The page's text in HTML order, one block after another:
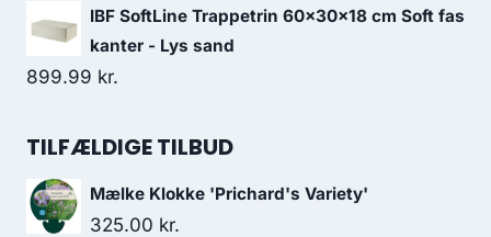
IBF SoftLine Trappetrin 60x30x18 cm Soft fas
kanter - Lys sand
899.99 kr.
TILFÆLDIGE TILBUD
Mælke Klokke 'Prichard's Variety'
325.00 kr.